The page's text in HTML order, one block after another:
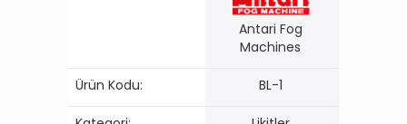
Antari Fog
Machines
Ürün Kodu: BL-1